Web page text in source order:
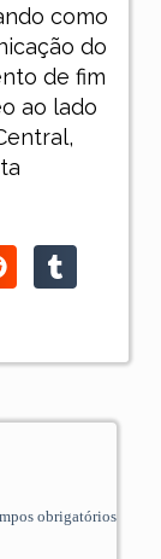
como
do
de fim
ao lado
obrigatórios